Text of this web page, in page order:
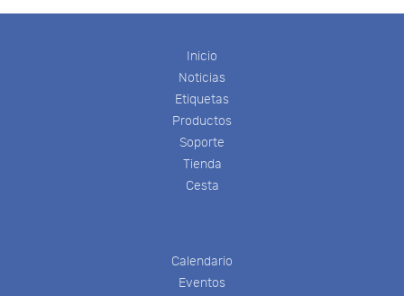
Inicio
Noticias
Etiquetas
Productos
Soporte
Tienda
Cesta
Calendario
Eventos